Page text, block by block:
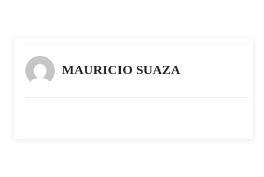
MAURICIO SUAZA